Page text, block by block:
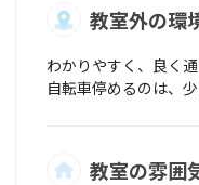
教室外の環
わかりやすく、良く
自転車停めるのは、
教室の雰囲